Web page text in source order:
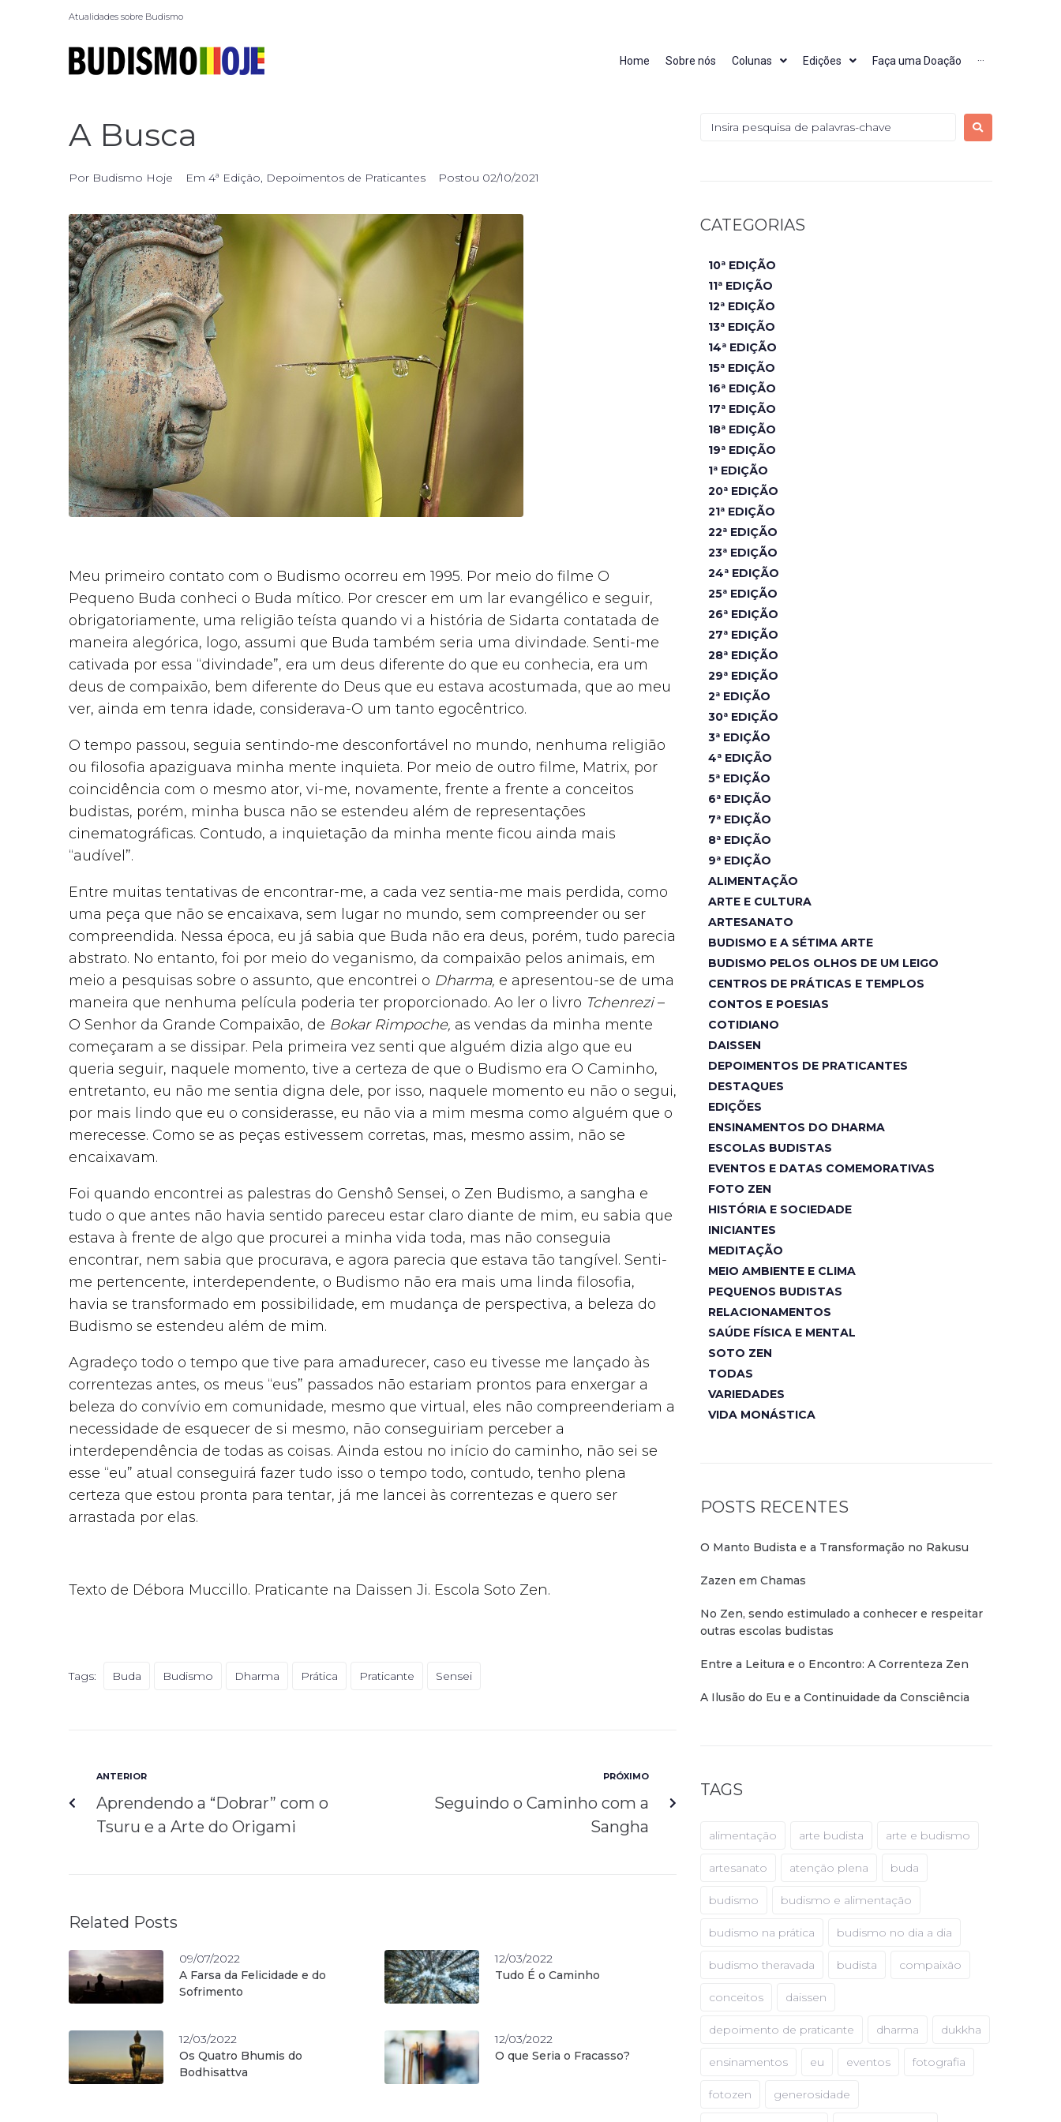
Atualidades sobre Budismo
Home Sobre nós Colunas Edições Faça uma Doação ···
A Busca
Por Budismo Hoje Em 4ª Edição, Depoimentos de Praticantes Postou 02/10/2021
Meu primeiro contato com o Budismo ocorreu em 1995. Por meio do filme O
Pequeno Buda conheci o Buda mítico. Por crescer em um lar evangélico e seguir,
obrigatoriamente, uma religião teísta quando vi a história de Sidarta contatada de
maneira alegórica, logo, assumi que Buda também seria uma divindade. Senti-me
cativada por essa “divindade”, era um deus diferente do que eu conhecia, era um
deus de compaixão, bem diferente do Deus que eu estava acostumada, que ao meu
ver, ainda em tenra idade, considerava-O um tanto egocêntrico.
O tempo passou, seguia sentindo-me desconfortável no mundo, nenhuma religião
ou filosofia apaziguava minha mente inquieta. Por meio de outro filme, Matrix, por
coincidência com o mesmo ator, vi-me, novamente, frente a frente a conceitos
budistas, porém, minha busca não se estendeu além de representações
cinematográficas. Contudo, a inquietação da minha mente ficou ainda mais
“audível”.
Entre muitas tentativas de encontrar-me, a cada vez sentia-me mais perdida, como
uma peça que não se encaixava, sem lugar no mundo, sem compreender ou ser
compreendida. Nessa época, eu já sabia que Buda não era deus, porém, tudo parecia
abstrato. No entanto, foi por meio do veganismo, da compaixão pelos animais, em
meio a pesquisas sobre o assunto, que encontrei o Dharma, e apresentou-se de uma
maneira que nenhuma película poderia ter proporcionado. Ao ler o livro Tchenrezi–
O Senhor da Grande Compaixão, de Bokar Rimpoche, as vendas da minha mente
começaram a se dissipar. Pela primeira vez senti que alguém dizia algo que eu
queria seguir, naquele momento, tive a certeza de que o Budismo era O Caminho,
entretanto, eu não me sentia digna dele, por isso, naquele momento eu não o segui,
por mais lindo que eu o considerasse, eu não via a mim mesma como alguém que o
merecesse. Como se as peças estivessem corretas, mas, mesmo assim, não se
encaixavam.
Foi quando encontrei as palestras do Genshô Sensei, o Zen Budismo, a sangha e
tudo o que antes não havia sentido pareceu estar claro diante de mim, eu sabia que
estava à frente de algo que procurei a minha vida toda, mas não conseguia
encontrar, nem sabia que procurava, e agora parecia que estava tão tangível. Senti-
me pertencente, interdependente, o Budismo não era mais uma linda filosofia,
havia se transformado em possibilidade, em mudança de perspectiva, a beleza do
Budismo se estendeu além de mim.
Agradeço todo o tempo que tive para amadurecer, caso eu tivesse me lançado às
correntezas antes, os meus “eus” passados não estariam prontos para enxergar a
beleza do convívio em comunidade, mesmo que virtual, eles não compreenderiam a
necessidade de esquecer de si mesmo, não conseguiriam perceber a
interdependência de todas as coisas. Ainda estou no início do caminho, não sei se
esse “eu” atual conseguirá fazer tudo isso o tempo todo, contudo, tenho plena
certeza que estou pronta para tentar, já me lancei às correntezas e quero ser
arrastada por elas.
Texto de Débora Muccillo. Praticante na Daissen Ji. Escola Soto Zen.
Tags: Buda Budismo Dharma Prática Praticante Sensei
ANTERIOR
Aprendendo a “Dobrar” com o
Tsuru e a Arte do Origami
PRÓXIMO
Seguindo o Caminho com a
Sangha
Related Posts
09/07/2022
A Farsa da Felicidade e do
Sofrimento
12/03/2022
Tudo É o Caminho
12/03/2022
Os Quatro Bhumis do
Bodhisattva
12/03/2022
O que Seria o Fracasso?
CATEGORIAS
10ª EDIÇÃO
11ª EDIÇÃO
12ª EDIÇÃO
13ª EDIÇÃO
14ª EDIÇÃO
15ª EDIÇÃO
16ª EDIÇÃO
17ª EDIÇÃO
18ª EDIÇÃO
19ª EDIÇÃO
1ª EDIÇÃO
20ª EDIÇÃO
21ª EDIÇÃO
22ª EDIÇÃO
23ª EDIÇÃO
24ª EDIÇÃO
25ª EDIÇÃO
26ª EDIÇÃO
27ª EDIÇÃO
28ª EDIÇÃO
29ª EDIÇÃO
2ª EDIÇÃO
30ª EDIÇÃO
3ª EDIÇÃO
4ª EDIÇÃO
5ª EDIÇÃO
6ª EDIÇÃO
7ª EDIÇÃO
8ª EDIÇÃO
9ª EDIÇÃO
ALIMENTAÇÃO
ARTE E CULTURA
ARTESANATO
BUDISMO E A SÉTIMA ARTE
BUDISMO PELOS OLHOS DE UM LEIGO
CENTROS DE PRÁTICAS E TEMPLOS
CONTOS E POESIAS
COTIDIANO
DAISSEN
DEPOIMENTOS DE PRATICANTES
DESTAQUES
EDIÇÕES
ENSINAMENTOS DO DHARMA
ESCOLAS BUDISTAS
EVENTOS E DATAS COMEMORATIVAS
FOTO ZEN
HISTÓRIA E SOCIEDADE
INICIANTES
MEDITAÇÃO
MEIO AMBIENTE E CLIMA
PEQUENOS BUDISTAS
RELACIONAMENTOS
SAÚDE FÍSICA E MENTAL
SOTO ZEN
TODAS
VARIEDADES
VIDA MONÁSTICA
POSTS RECENTES
O Manto Budista e a Transformação no Rakusu
Zazen em Chamas
No Zen, sendo estimulado a conhecer e respeitar
outras escolas budistas
Entre a Leitura e o Encontro: A Correnteza Zen
A Ilusão do Eu e a Continuidade da Consciência
TAGS
alimentação arte budista arte e budismo
artesanato atenção plena buda
budismo budismo e alimentação
budismo na prática budismo no dia a dia
budismo theravada budista compaixão
conceitos daissen
depoimento de praticante dharma dukkha
ensinamentos eu eventos fotografia
fotozen generosidade